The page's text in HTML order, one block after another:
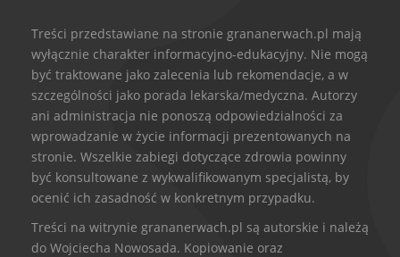
Treści przedstawiane na stronie grananerwach.pl mają
wyłącznie charakter informacyjno-edukacyjny. Nie mogą
być traktowane jako zalecenia lub rekomendacje, a w
szczególności jako porada lekarska/medyczna. Autorzy
ani administracja nie ponoszą odpowiedzialności za
wprowadzanie w życie informacji prezentowanych na
stronie. Wszelkie zabiegi dotyczące zdrowia powinny
być konsultowane z wykwalifikowanym specjalistą, by
ocenić ich zasadność w konkretnym przypadku.
Treści na witrynie grananerwach.pl są autorskie i należą
do Wojciecha Nowosada. Kopiowanie oraz